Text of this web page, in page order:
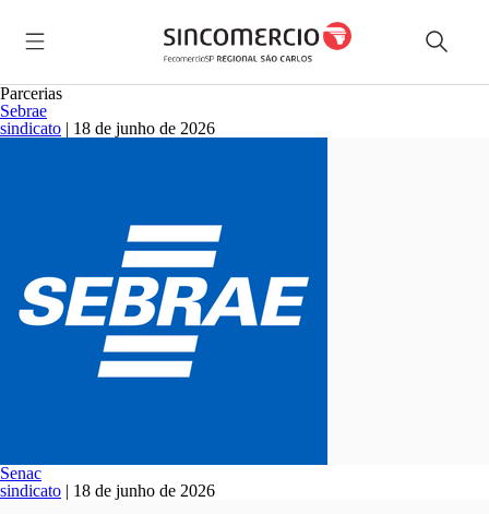
Parcerias
Sebrae
sindicato | 18 de junho de 2026
Senac
sindicato | 18 de junho de 2026